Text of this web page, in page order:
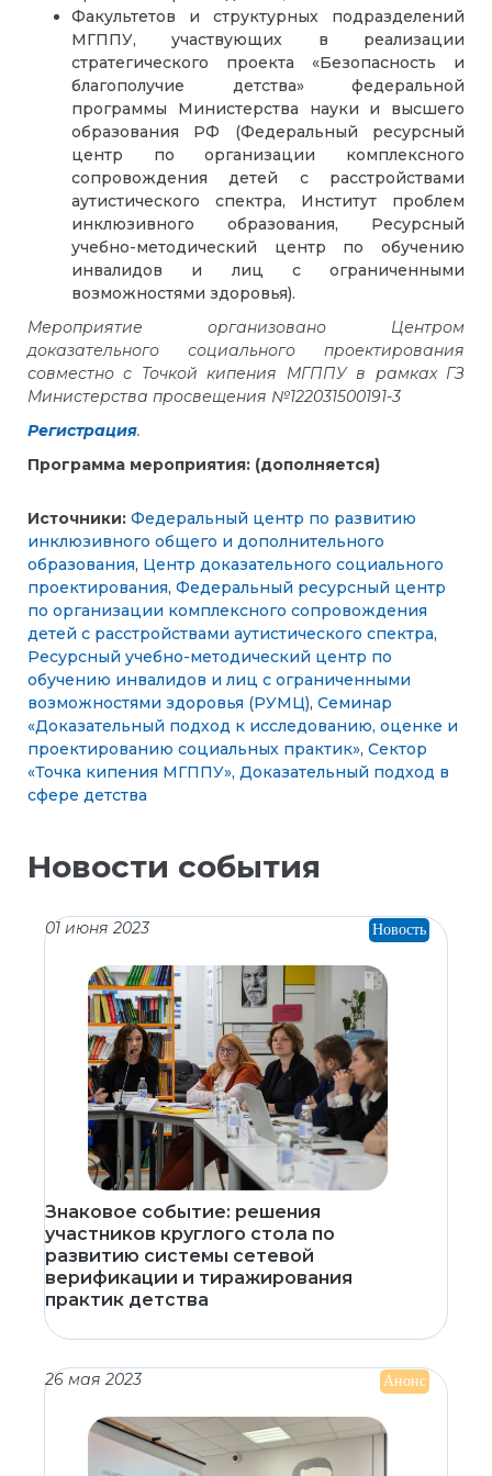
Факультетов и структурных подразделений
МГППУ, участвующих в реализации
стратегического проекта «Безопасность и
благополучие детства» федеральной
программы Министерства науки и высшего
образования РФ (Федеральный ресурсный
центр по организации комплексного
сопровождения детей с расстройствами
аутистического спектра, Институт проблем
инклюзивного образования, Ресурсный
учебно-методический центр по обучению
инвалидов и лиц с ограниченными
возможностями здоровья).
Мероприятие организовано Центром
доказательного социального проектирования
совместно с Точкой кипения МГППУ в рамках ГЗ
Министерства просвещения №122031500191-3
Регистрация.
Программа мероприятия: (дополняется)
Источники: Федеральный центр по развитию
инклюзивного общего и дополнительного
образования, Центр доказательного социального
проектирования, Федеральный ресурсный центр
по организации комплексного сопровождения
детей с расстройствами аутистического спектра,
Ресурсный учебно-методический центр по
обучению инвалидов и лиц с ограниченными
возможностями здоровья (РУМЦ), Cеминар
«Доказательный подход к исследованию, оценке и
проектированию социальных практик», Сектор
«Точка кипения МГППУ», Доказательный подход в
сфере детства
Новости события
01 июня 2023 Новость
Знаковое событие: решения
участников круглого стола по
развитию системы сетевой
верификации и тиражирования
практик детства
26 мая 2023 Анонс